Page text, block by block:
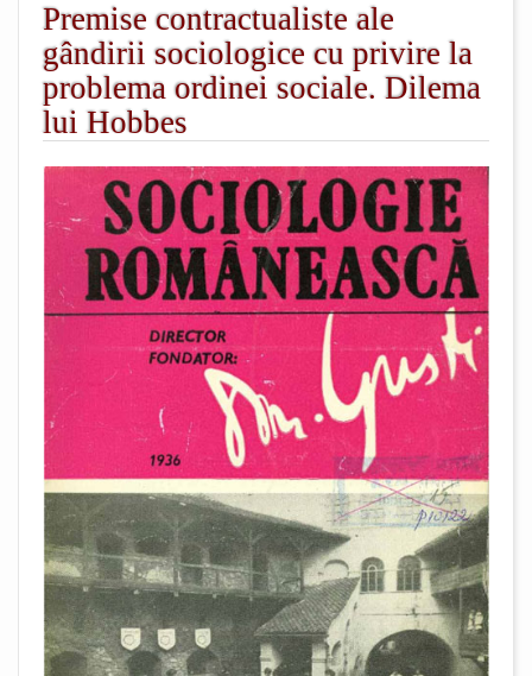
Premise contractualiste ale
gândirii sociologice cu privire la
problema ordinei sociale. Dilema
lui Hobbes